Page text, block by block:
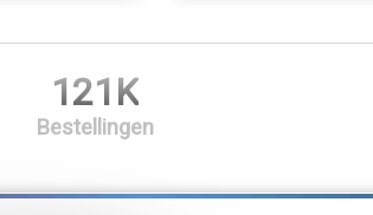
121K
Bestellingen